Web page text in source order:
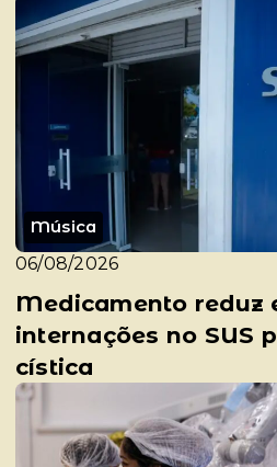
Música
06/08/2026
Medicamento reduz
internações no SUS
cística